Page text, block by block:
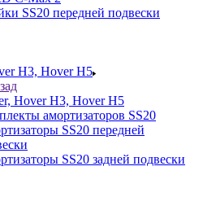
SS20 передней подвески
H3, Hover H5
Hover H3, Hover H5
амортизаторов SS20
SS20 передней
SS20 задней подвески